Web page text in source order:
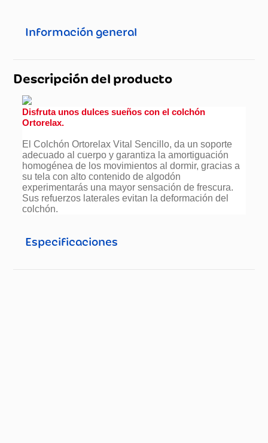
Información general
Descripción del producto
Disfruta unos dulces sueños con el colchón
Ortorelax.
El Colchón Ortorelax Vital Sencillo, da un soporte
adecuado al cuerpo y garantiza la amortiguación
homogénea de los movimientos al dormir, gracias a
su tela con alto contenido de algodón
experimentarás una mayor sensación de frescura.
Sus refuerzos laterales evitan la deformación del
colchón.
Especificaciones